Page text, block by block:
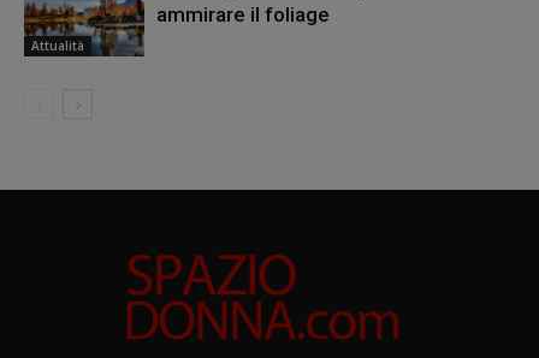
Attualità
ammirare il foliage